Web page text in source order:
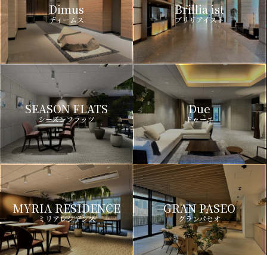
Dimus
ディームス
Brillia ist
ブリリアイスト
SEASON FLATS
シーズンフラッツ
Due
ドゥーエ
MYRIA RESIDENCE
ミリアレジデンス
GRAN PASEO
グランパセオ